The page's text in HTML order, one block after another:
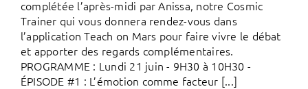
complétée l’après-midi par Anissa, notre Cosmic
Trainer qui vous donnera rendez-vous dans
l’application Teach on Mars pour faire vivre le débat
et apporter des regards complémentaires.
PROGRAMME : Lundi 21 juin - 9H30 à 10H30 -
ÉPISODE #1 : L’émotion comme facteur [...]